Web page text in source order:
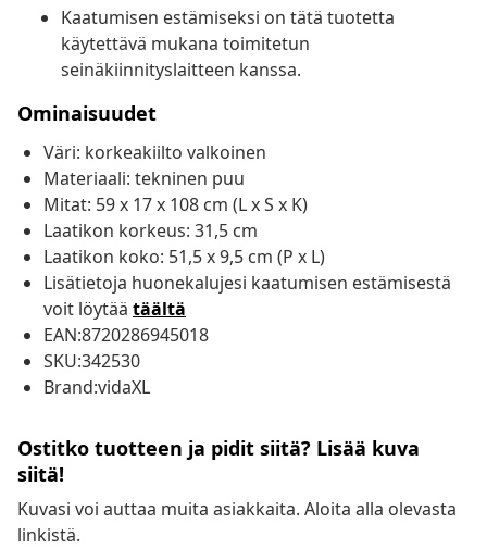
Kaatumisen estämiseksi on tätä tuotetta
käytettävä mukana toimitetun
seinäkiinnityslaitteen kanssa.
Ominaisuudet
Väri: korkeakiilto valkoinen
Materiaali: tekninen puu
Mitat: 59 x 17 x 108 cm (L x S x K)
Laatikon korkeus: 31,5 cm
Laatikon koko: 51,5 x 9,5 cm (P x L)
Lisätietoja huonekalujesi kaatumisen estämisestä
voit löytää täältä
EAN:8720286945018
SKU:342530
Brand:vidaXL
Ostitko tuotteen ja pidit siitä? Lisää kuva
siitä!
Kuvasi voi auttaa muita asiakkaita. Aloita alla olevasta
linkistä.